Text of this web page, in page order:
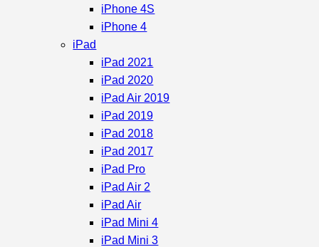
iPhone 4S
iPhone 4
iPad
iPad 2021
iPad 2020
iPad Air 2019
iPad 2019
iPad 2018
iPad 2017
iPad Pro
iPad Air 2
iPad Air
iPad Mini 4
iPad Mini 3